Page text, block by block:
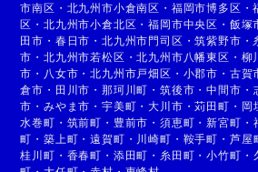
市南区 ・ 北九州市小倉南区 ・ 福岡市博多区 ・
区 ・北九州市小倉北区 ・福岡市中央区 ・ 飯塚
田市 ・ 春日市 ・北九州市門司区 ・筑紫野市 ・
市 ・北九州市若松区 ・北九州市八幡東区 ・ 柳
市 ・ 八女市 ・北九州市戸畑区 ・ 小郡市 ・ 古賀
倉市 ・ 田川市 ・那珂川町 ・筑後市 ・中間市 ・
市 ・みやま市 ・宇美町 ・大川市 ・苅田町 ・ 岡
水巻町 ・ 筑前町 ・ 豊前市 ・須恵町 ・新宮町 ・
町 ・築上町 ・遠賀町 ・ 川崎町 ・ 鞍手町 ・ 芦屋
桂川町 ・ 香春町 ・ 添田町 ・ 糸田町 ・小竹町 ・